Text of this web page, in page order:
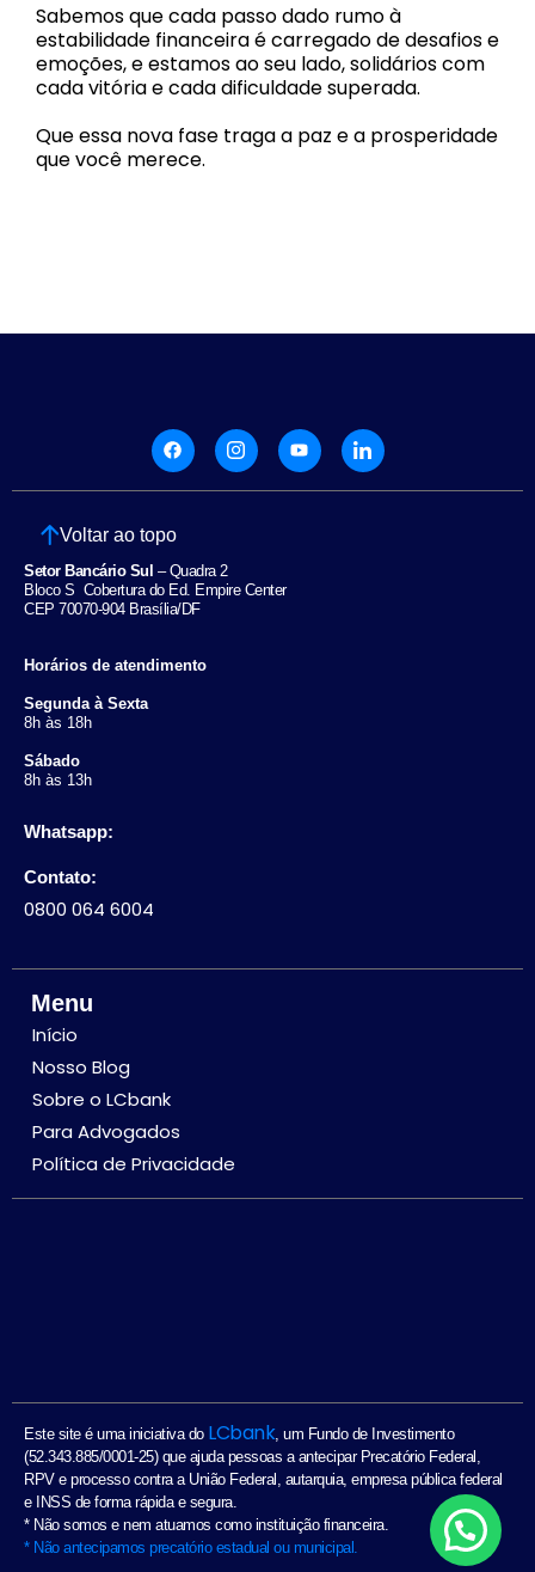
Sabemos que cada passo dado rumo à
estabilidade financeira é carregado de desafios e
emoções, e estamos ao seu lado, solidários com
cada vitória e cada dificuldade superada.
Que essa nova fase traga a paz e a prosperidade
que você merece.
Voltar ao topo
Setor Bancário Sul – Quadra 2
Bloco S Cobertura do Ed. Empire Center
CEP 70070-904 Brasília/DF
Horários de atendimento
Segunda à Sexta
8h às 18h
Sábado
8h às 13h
Whatsapp:
Contato:
0800 064 6004
Menu
Início
Nosso Blog
Sobre o LCbank
Para Advogados
Política de Privacidade
Este site é uma iniciativa do LCbank, um Fundo de Investimento
(52.343.885/0001-25) que ajuda pessoas a antecipar Precatório Federal,
RPV e processo contra a União Federal, autarquia, empresa pública federal
e INSS de forma rápida e segura.
* Não somos e nem atuamos como instituição financeira.
* Não antecipamos precatório estadual ou municipal.
Fale conosco